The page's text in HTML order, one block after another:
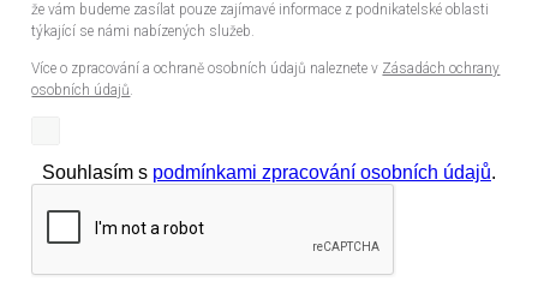
že vám budeme zasílat pouze zajímavé informace z podnikatelské oblasti
týkající se námi nabízených služeb.
Více o zpracování a ochraně osobních údajů naleznete v Zásadách ochrany
osobních údajů.
Souhlasím s podmínkami zpracování osobních údajů.